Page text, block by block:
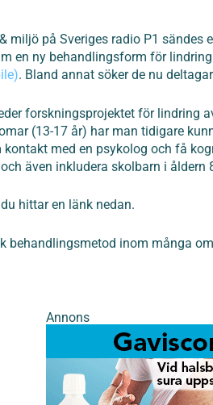
miljö på Sveriges radio P1
en ny behandlingsform för
. Bland annat söker de nu
forskningsprojektet för lindring
(13-17 år) har man tidigare
kontakt med en psykolog och få
även inkludera skolbarn i åldern
hittar en länk nedan.
behandlingsmetod inom många
Annons